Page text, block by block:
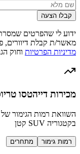
קבלו הצעה
ידוע לי שהפרטים
מאשר/ת קבלת דיוורים,
מדיניות הפרטיות וחוק
מכירות דייהטסו טריוס 2001 והשוואה
בקטגוריה SUV קטן
רמות גימור מתחרים